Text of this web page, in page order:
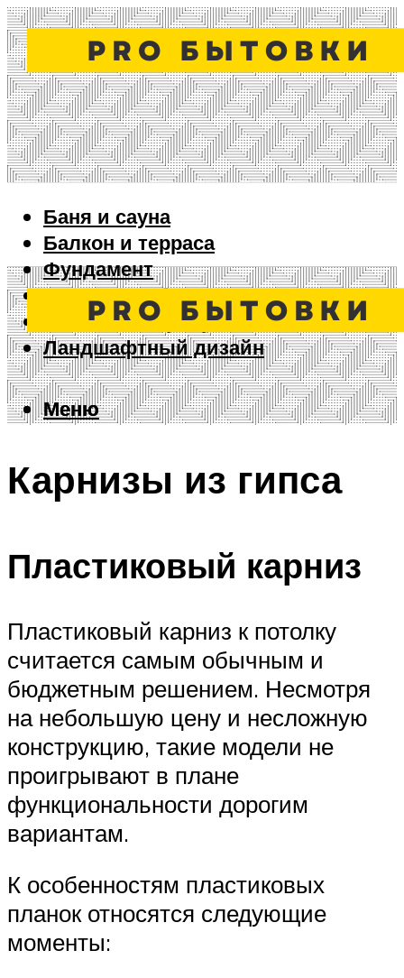
Баня и сауна
Балкон и терраса
Фундамент
Ворота и забор
Дизайн интерьера
Ландшафтный дизайн
Меню
Меню
Карнизы из гипса
Пластиковый карниз
Пластиковый карниз к потолку
считается самым обычным и
бюджетным решением. Несмотря
на небольшую цену и несложную
конструкцию, такие модели не
проигрывают в плане
функциональности дорогим
вариантам.
К особенностям пластиковых
планок относятся следующие
моменты: